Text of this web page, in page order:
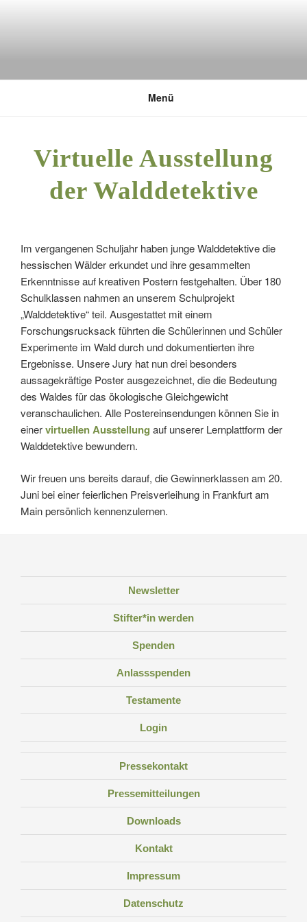
DEUTSCHE UMWELTSTIFTUNG
Menü
Virtuelle Ausstellung
der Walddetektive
Im vergangenen Schuljahr haben junge Walddetektive die
hessischen Wälder erkundet und ihre gesammelten
Erkenntnisse auf kreativen Postern festgehalten. Über 180
Schulklassen nahmen an unserem Schulprojekt
„Walddetektive“ teil. Ausgestattet mit einem
Forschungsrucksack führten die Schülerinnen und Schüler
Experimente im Wald durch und dokumentierten ihre
Ergebnisse. Unsere Jury hat nun drei besonders
aussagekräftige Poster ausgezeichnet, die die Bedeutung
des Waldes für das ökologische Gleichgewicht
veranschaulichen. Alle Postereinsendungen können Sie in
einervirtuellen Ausstellung auf unserer Lernplattform der
Walddetektive bewundern.
Wir freuen uns bereits darauf, die Gewinnerklassen am 20.
Juni bei einer feierlichen Preisverleihung in Frankfurt am
Main persönlich kennenzulernen.
Newsletter
Stifter*in werden
Spenden
Anlassspenden
Testamente
Login
Pressekontakt
Pressemitteilungen
Downloads
Kontakt
Impressum
Datenschutz